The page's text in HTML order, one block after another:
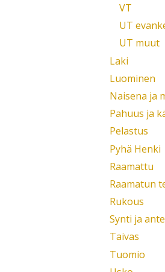
VT
UT
UT muut
Laki
Luominen
Naisena ja
Pahuus ja
Pelastus
Pyhä Henki
Raamattu
Raamatun
Rukous
Synti ja
Taivas
Tuomio